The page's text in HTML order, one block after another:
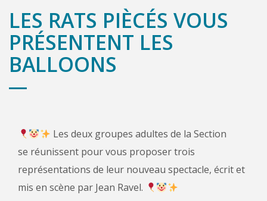
LES RATS PIÈCÉS VOUS
PRÉSENTENT LES
BALLOONS
Les deux groupes adultes de la Section
se réunissent pour vous proposer trois
représentations de leur nouveau spectacle, écrit et
mis en scène par Jean Ravel.